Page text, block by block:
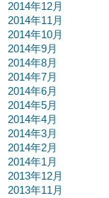
2014年12月
2014年11月
2014年10月
2014年9月
2014年8月
2014年7月
2014年6月
2014年5月
2014年4月
2014年3月
2014年2月
2014年1月
2013年12月
2013年11月